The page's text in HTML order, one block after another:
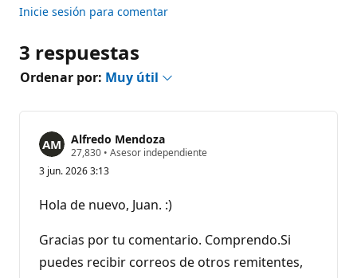
Inicie sesión para comentar
3 respuestas
Ordenar por: Muy útil
Alfredo Mendoza
27,830 P
n
o
s
e
r
e
p
• Asesor independiente
3 jun. 2026 3:13
Hola de nuevo, Juan. :)
Gracias por tu comentario. Comprendo.Si
puedes recibir correos de otros remitentes,